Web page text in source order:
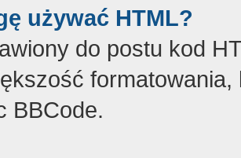
używać HTML?
do postu kod
BBCode.